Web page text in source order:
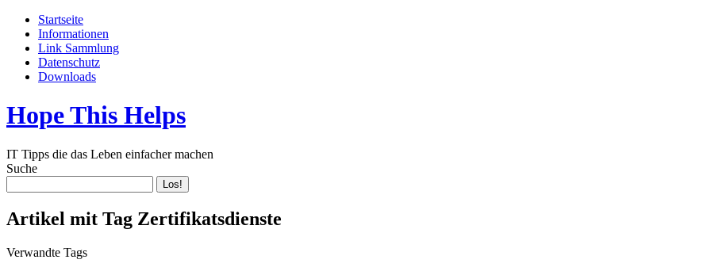
Startseite
Informationen
Link Sammlung
Datenschutz
Downloads
Hope This Helps
IT Tipps die das Leben einfacher machen
Suche
Artikel mit Tag Zertifikatsdienste
Verwandte Tags